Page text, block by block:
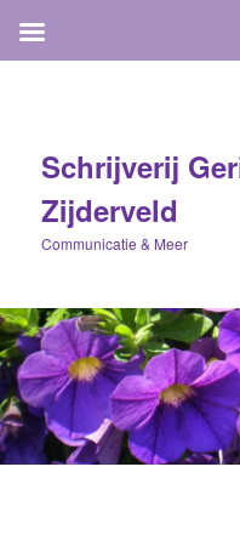
Schrijverij
Zijderveld
Communicatie & Meer